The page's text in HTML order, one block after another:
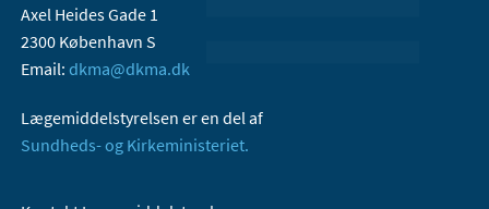
Axel Heides Gade 1
2300 København S
Email: dkma@dkma.dk
Lægemiddelstyrelsen er en del af
Sundheds- og Kirkeministeriet.